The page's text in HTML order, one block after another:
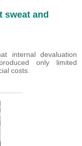
sweat and
internal devaluation
only limited
costs.